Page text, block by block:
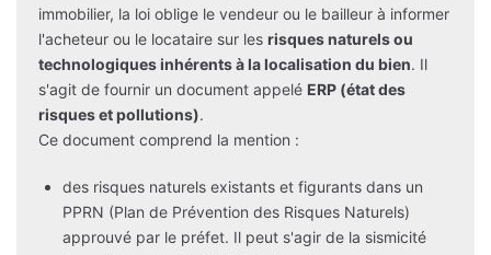
immobilier, la loi oblige le vendeur ou le bailleur à informer
l'acheteur ou le locataire sur les risques naturels ou
technologiques inhérents à la localisation du bien. Il
s'agit de fournir un document appelé ERP (état des
risques et pollutions).
Ce document comprend la mention :
des risques naturels existants et figurants dans un
PPRN (Plan de Prévention des Risques Naturels)
approuvé par le préfet. Il peut s'agir de la sismicité